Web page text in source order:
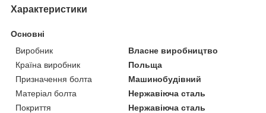
Характеристики
Основні
Виробник
Власне виробництво
Країна виробник
Польща
Призначення болта
Машинобудівний
Матеріал болта
Нержавіюча сталь
Покриття
Нержавіюча сталь